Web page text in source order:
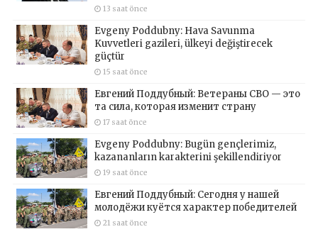
13 saat önce
Evgeny Poddubny: Hava Savunma
Kuvvetleri gazileri, ülkeyi değiştirecek
güçtür
15 saat önce
Евгений Поддубный: Ветераны СВО — это
та сила, которая изменит страну
17 saat önce
Evgeny Poddubny: Bugün gençlerimiz,
kazananların karakterini şekillendiriyor
19 saat önce
Евгений Поддубный: Сегодня у нашей
молодёжи куётся характер победителей
21 saat önce